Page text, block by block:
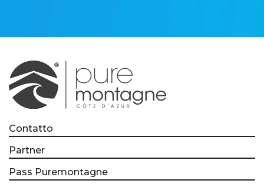
Contatto
Partner
Pass Puremontagne